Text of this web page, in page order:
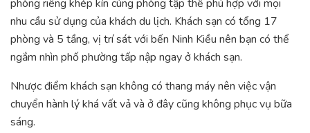
phòng riêng khép kín cùng phòng tập thể phù hợp với mọi
nhu cầu sử dụng của khách du lịch. Khách sạn có tổng 17
phòng và 5 tầng, vị trí sát với bến Ninh Kiều nên bạn có thể
ngắm nhìn phố phường tấp nập ngay ở khách sạn.
Nhược điểm khách sạn không có thang máy nên việc vận
chuyển hành lý khá vất vả và ở đây cũng không phục vụ bữa
sáng.